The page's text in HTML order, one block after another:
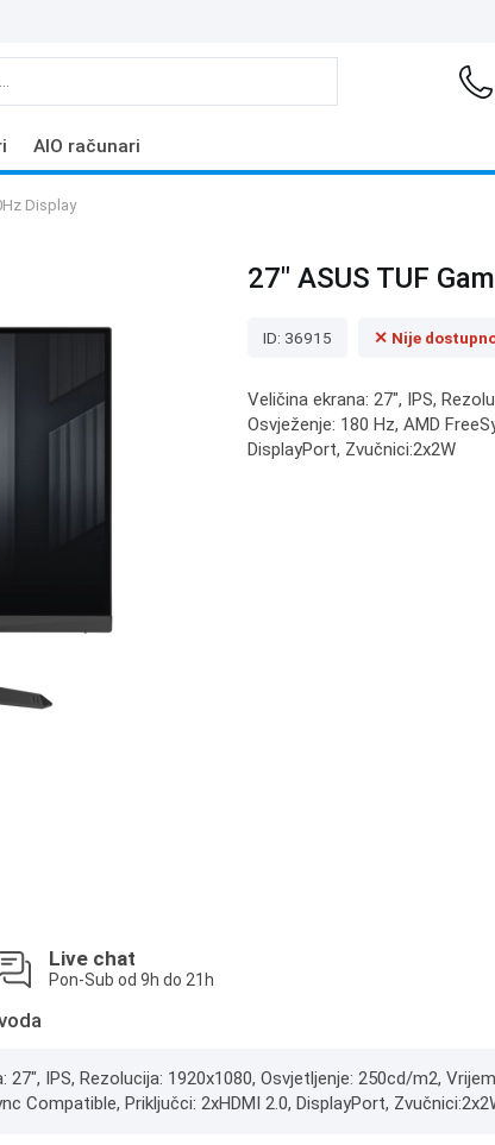
AIO računari
Display
27" ASUS TUF
ID: 36915 ✕ Nije
Veličina ekrana: 27", IPS,
Osvježenje: 180 Hz, AMD
DisplayPort, Zvučnici:2x2W
Live chat
Pon-Sub od 9h do 21h
27", IPS, Rezolucija: 1920x1080, Osvjetljenje: 250cd/m2,
Compatible, Priključci: 2xHDMI 2.0, DisplayPort,